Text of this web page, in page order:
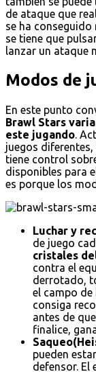
de ataque que
se ha conseguido
se tiene que
lanzar un ataque
Modos de
En este punto
Brawl Stars
este jugando.
juegos
tiene control
disponibles para
es porque los
Luchar y
de juego
cristales
contra el
derrotado,
el campo de
consiga
antes de
finalice,
pueden
defensor. El